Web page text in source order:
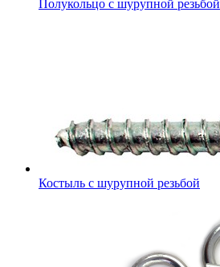
Полукольцо с шурупной резьбой
Костыль с шурупной резьбой